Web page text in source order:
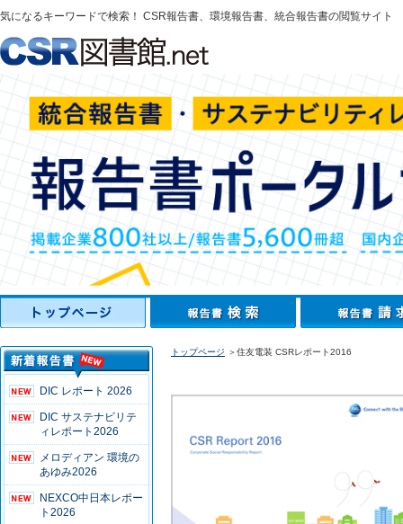
気になるキーワードで検索！ CSR報告書、環境報告書、統合報告書の閲覧サイト
DIC レポート 2026
DIC サステナビリテ
ィレポート2026
メロディアン 環境の
あゆみ2026
NEXCO中日本レポー
ト2026
トップページ ＞住友電装 CSRレポート2016